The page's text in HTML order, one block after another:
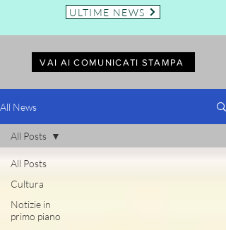
ULTIME NEWS
VAI AI COMUNICATI STAMPA
All News
All Posts
Cultura
Notizie in
primo piano
All Posts